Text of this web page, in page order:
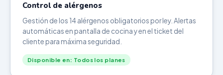
Control de alérgenos
Gestión de los 14 alérgenos obligatorios por ley. Alertas
automáticas en pantalla de cocina y en el ticket del
cliente para máxima seguridad.
Disponible en: Todos los planes